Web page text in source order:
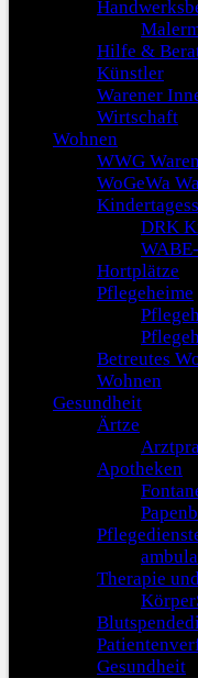
Hilfe &
Künstler
Warener
Wirtschaft
Wohnen
WWG
WoGeWa
DRK
Hortplätze
Pflegeheime
Betreutes
Wohnen
Gesundheit
Ärtze
Apotheken
Therapie
Gesundheit